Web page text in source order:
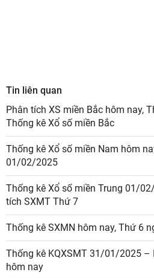
Tin liên quan
Phân tích XS miền Bắc hôm nay,
Thống kê Xổ số miền Bắc
Thống kê Xổ số miền Nam hôm
01/02/2025
Thống kê Xổ số miền Trung 01/
tích SXMT Thứ 7
Thống kê SXMN hôm nay, Thứ 6
Thống kê KQXSMT 31/01/2025 –
hôm nay